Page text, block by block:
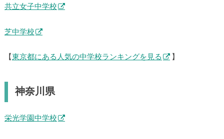
共立女子中学校
芝中学校
【 東京都にある人気の中学校ランキングを見る 】
神奈川県
栄光学園中学校